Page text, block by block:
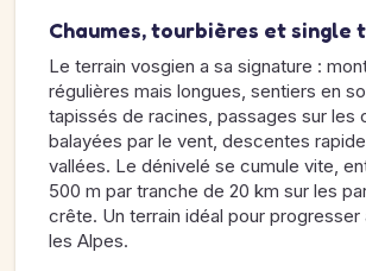
Chaumes, tourbières et single
Le terrain vosgien a sa signature :
régulières mais longues, sentiers en
tapissés de racines, passages sur les
balayées par le vent, descentes
vallées. Le dénivelé se cumule vite,
500 m par tranche de 20 km sur les
crête. Un terrain idéal pour progresser
les Alpes.